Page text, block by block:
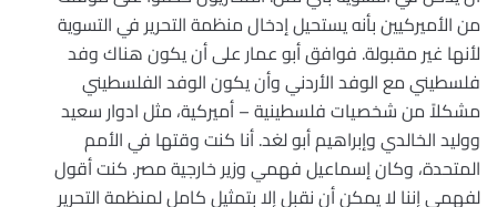
من الأميركيين بأنه يستحيل إدخال منظمة التحرير في التسوية
لأنها غير مقبولة. فوافق أبو عمار على أن يكون هناك وفد
فلسطيني مع الوفد الأردني وأن يكون الوفد الفلسطيني
مشكلاً من شخصيات فلسطينية – أميركية، مثل ادوار سعيد
ووليد الخالدي وإبراهيم أبو لغد. أنا كنت وقتها في الأمم
المتحدة، وكان إسماعيل فهمي وزير خارجية مصر. كنت أقول
لفهمي إننا لا يمكن أن نقبل إلا بتمثيل كامل لمنظمة التحرير